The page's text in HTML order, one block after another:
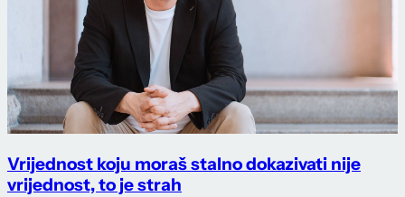
Vrijednost koju moraš stalno dokazivati nije
vrijednost, to je strah